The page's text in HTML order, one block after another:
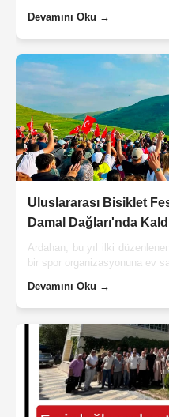
Devamını Oku →
Uluslararası Bisiklet
Damal Dağları'nda
Ardahan, bu yıl ilki
bir spor organizasyonuna ev
Devamını Oku →